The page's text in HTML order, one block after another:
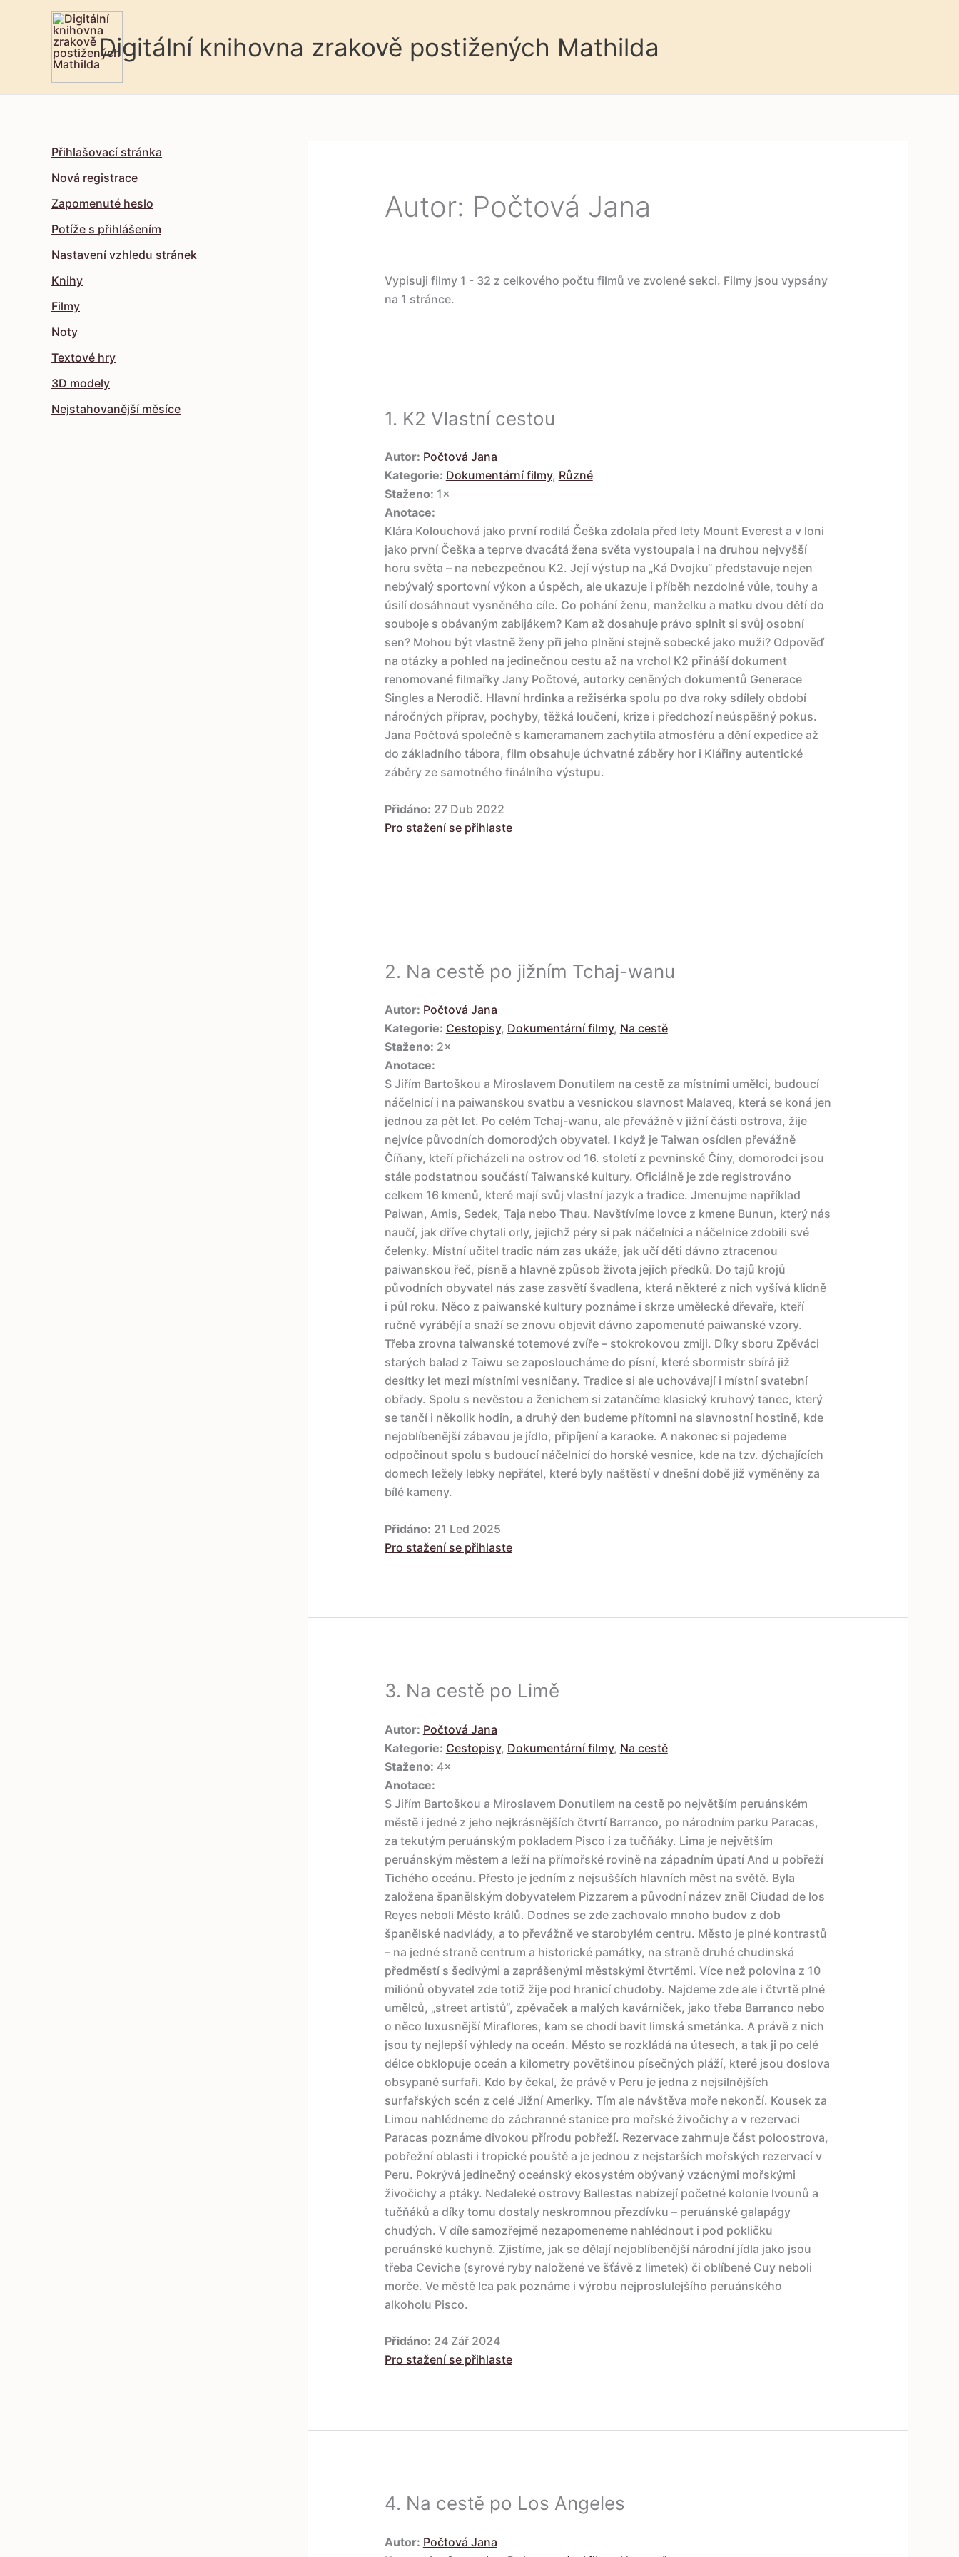
Digitální knihovna zrakově postižených Mathilda
Přihlašovací stránka
Nová registrace
Zapomenuté heslo
Potíže s přihlášením
Nastavení vzhledu stránek
Knihy
Filmy
Noty
Textové hry
3D modely
Nejstahovanější měsíce
Autor: Počtová Jana
Vypisuji filmy 1 - 32 z celkového počtu filmů ve zvolené sekci. Filmy jsou vypsány
na 1 stránce.
1. K2 Vlastní cestou
Autor: Počtová Jana
Kategorie: Dokumentární filmy, Různé
Staženo: 1×
Anotace:
Klára Kolouchová jako první rodilá Češka zdolala před lety Mount Everest a v loni
jako první Češka a teprve dvacátá žena světa vystoupala i na druhou nejvyšší
horu světa – na nebezpečnou K2. Její výstup na „Ká Dvojku“ představuje nejen
nebývalý sportovní výkon a úspěch, ale ukazuje i příběh nezdolné vůle, touhy a
úsilí dosáhnout vysněného cíle. Co pohání ženu, manželku a matku dvou dětí do
souboje s obávaným zabijákem? Kam až dosahuje právo splnit si svůj osobní
sen? Mohou být vlastně ženy při jeho plnění stejně sobecké jako muži? Odpověď
na otázky a pohled na jedinečnou cestu až na vrchol K2 přináší dokument
renomované filmařky Jany Počtové, autorky ceněných dokumentů Generace
Singles a Nerodič. Hlavní hrdinka a režisérka spolu po dva roky sdílely období
náročných příprav, pochyby, těžká loučení, krize i předchozí neúspěšný pokus.
Jana Počtová společně s kameramanem zachytila atmosféru a dění expedice až
do základního tábora, film obsahuje úchvatné záběry hor i Klářiny autentické
záběry ze samotného finálního výstupu.
Přidáno: 27 Dub 2022
Pro stažení se přihlaste
2. Na cestě po jižním Tchaj-wanu
Autor: Počtová Jana
Kategorie: Cestopisy, Dokumentární filmy, Na cestě
Staženo: 2×
Anotace:
S Jiřím Bartoškou a Miroslavem Donutilem na cestě za místními umělci, budoucí
náčelnicí i na paiwanskou svatbu a vesnickou slavnost Malaveq, která se koná jen
jednou za pět let. Po celém Tchaj-wanu, ale převážně v jižní části ostrova, žije
nejvíce původních domorodých obyvatel. I když je Taiwan osídlen převážně
Číňany, kteří přicházeli na ostrov od 16. století z pevninské Číny, domorodci jsou
stále podstatnou součástí Taiwanské kultury. Oficiálně je zde registrováno
celkem 16 kmenů, které mají svůj vlastní jazyk a tradice. Jmenujme například
Paiwan, Amis, Sedek, Taja nebo Thau. Navštívíme lovce z kmene Bunun, který nás
naučí, jak dříve chytali orly, jejichž péry si pak náčelníci a náčelnice zdobili své
čelenky. Místní učitel tradic nám zas ukáže, jak učí děti dávno ztracenou
paiwanskou řeč, písně a hlavně způsob života jejich předků. Do tajů krojů
původních obyvatel nás zase zasvětí švadlena, která některé z nich vyšívá klidně
i půl roku. Něco z paiwanské kultury poznáme i skrze umělecké dřevaře, kteří
ručně vyrábějí a snaží se znovu objevit dávno zapomenuté paiwanské vzory.
Třeba zrovna taiwanské totemové zvíře – stokrokovou zmiji. Díky sboru Zpěváci
starých balad z Taiwu se zaposloucháme do písní, které sbormistr sbírá již
desítky let mezi místními vesničany. Tradice si ale uchovávají i místní svatební
obřady. Spolu s nevěstou a ženichem si zatančíme klasický kruhový tanec, který
se tančí i několik hodin, a druhý den budeme přítomni na slavnostní hostině, kde
nejoblíbenější zábavou je jídlo, připíjení a karaoke. A nakonec si pojedeme
odpočinout spolu s budoucí náčelnicí do horské vesnice, kde na tzv. dýchajících
domech ležely lebky nepřátel, které byly naštěstí v dnešní době již vyměněny za
bílé kameny.
Přidáno: 21 Led 2025
Pro stažení se přihlaste
3. Na cestě po Limě
Autor: Počtová Jana
Kategorie: Cestopisy, Dokumentární filmy, Na cestě
Staženo: 4×
Anotace:
S Jiřím Bartoškou a Miroslavem Donutilem na cestě po největším peruánském
městě i jedné z jeho nejkrásnějších čtvrtí Barranco, po národním parku Paracas,
za tekutým peruánským pokladem Pisco i za tučňáky. Lima je největším
peruánským městem a leží na přímořské rovině na západním úpatí And u pobřeží
Tichého oceánu. Přesto je jedním z nejsušších hlavních měst na světě. Byla
založena španělským dobyvatelem Pizzarem a původní název zněl Ciudad de los
Reyes neboli Město králů. Dodnes se zde zachovalo mnoho budov z dob
španělské nadvlády, a to převážně ve starobylém centru. Město je plné kontrastů
– na jedné straně centrum a historické památky, na straně druhé chudinská
předměstí s šedivými a zaprášenými městskými čtvrtěmi. Více než polovina z 10
miliónů obyvatel zde totiž žije pod hranicí chudoby. Najdeme zde ale i čtvrtě plné
umělců, „street artistů“, zpěvaček a malých kavárniček, jako třeba Barranco nebo
o něco luxusnější Miraflores, kam se chodí bavit limská smetánka. A právě z nich
jsou ty nejlepší výhledy na oceán. Město se rozkládá na útesech, a tak ji po celé
délce obklopuje oceán a kilometry povětšinou písečných pláží, které jsou doslova
obsypané surfaři. Kdo by čekal, že právě v Peru je jedna z nejsilnějších
surfařských scén z celé Jižní Ameriky. Tím ale návštěva moře nekončí. Kousek za
Limou nahlédneme do záchranné stanice pro mořské živočichy a v rezervaci
Paracas poznáme divokou přírodu pobřeží. Rezervace zahrnuje část poloostrova,
pobřežní oblasti i tropické pouště a je jednou z nejstarších mořských rezervací v
Peru. Pokrývá jedinečný oceánský ekosystém obývaný vzácnými mořskými
živočichy a ptáky. Nedaleké ostrovy Ballestas nabízejí početné kolonie lvounů a
tučňáků a díky tomu dostaly neskromnou přezdívku – peruánské galapágy
chudých. V díle samozřejmě nezapomeneme nahlédnout i pod pokličku
peruánské kuchyně. Zjistíme, jak se dělají nejoblíbenější národní jídla jako jsou
třeba Ceviche (syrové ryby naložené ve šťávě z limetek) či oblíbené Cuy neboli
morče. Ve městě Ica pak poznáme i výrobu nejproslulejšího peruánského
alkoholu Pisco.
Přidáno: 24 Zář 2024
Pro stažení se přihlaste
4. Na cestě po Los Angeles
Autor: Počtová Jana